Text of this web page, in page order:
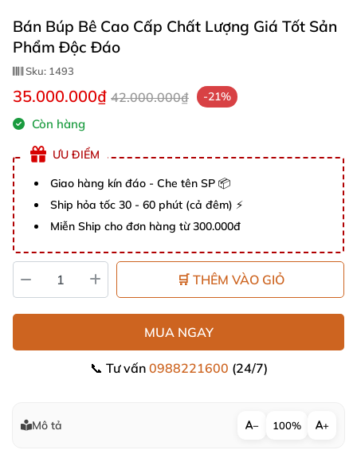
Bán Búp Bê Cao Cấp Chất Lượng Giá Tốt Sản
Phẩm Độc Đáo
Sku: 1493
35.000.000₫ 42.000.000₫ -21%
Còn hàng
ƯU ĐIỂM
Giao hàng kín đáo - Che tên SP 📦
Ship hỏa tốc 30 - 60 phút (cả đêm) ⚡
Miễn Ship cho đơn hàng từ 300.000đ
🛒 THÊM VÀO GIỎ
MUA NGAY
📞 Tư vấn 0988221600 (24/7)
Mô tả − 100% +